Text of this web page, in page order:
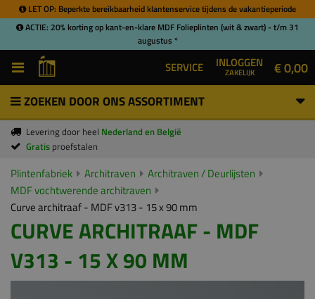
LET OP: Beperkte bereikbaarheid klantenservice tijdens de vakantieperiode
ACTIE: 20% korting op kant-en-klare MDF Folieplinten (wit & zwart) - t/m 31
augustus *
SERVICE INLOGGEN
ZAKELIJK € 0,00
ZOEKEN DOOR ONS ASSORTIMENT
Levering door heel Nederland en België
Gratis proefstalen
Plintenfabriek Architraven
Architraven / Deurlijsten
MDF vochtwerende architraven
Curve architraaf - MDF v313 - 15 x 90 mm
CURVE ARCHITRAAF - MDF
V313 - 15 X 90 MM